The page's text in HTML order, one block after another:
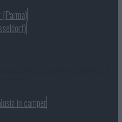
in camper